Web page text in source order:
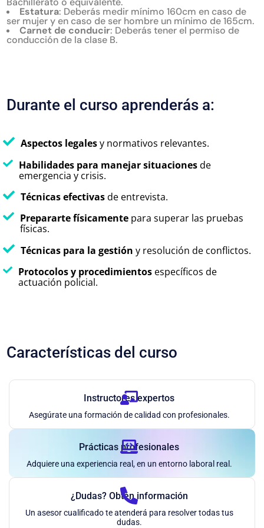
Estatura: Deberás medir mínimo 160cm en caso de
ser mujer y en caso de ser hombre un mínimo de 165cm.
Carnet de conducir: Deberás tener el permiso de
conducción de la clase B.
Durante el curso aprenderás a:
Aspectos legalesy normativos relevantes.
Habilidades para manejar situacionesde
emergencia y crisis.
Técnicas efectivasde entrevista.
Prepararte físicamentepara superar las pruebas
físicas.
Técnicas para la gestión y resolución de conflictos.
Protocolos y procedimientosespecíficos de
actuación policial.
Características del curso
Instructores expertos
Asegúrate una formación de calidad con profesionales.
Prácticas profesionales
Adquiere una experiencia real, en un entorno laboral real.
¿Dudas? Obtén información
Un asesor cualificado te atenderá para resolver todas tus
dudas.